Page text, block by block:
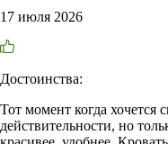
17 июля 2026
Достоинства:
Тот момент когда хочется
действительности, но